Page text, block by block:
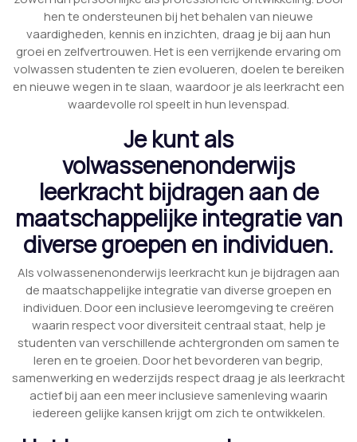
hen te ondersteunen bij het behalen van nieuwe
vaardigheden, kennis en inzichten, draag je bij aan hun
groei en zelfvertrouwen. Het is een verrijkende ervaring om
volwassen studenten te zien evolueren, doelen te bereiken
en nieuwe wegen in te slaan, waardoor je als leerkracht een
waardevolle rol speelt in hun levenspad.
Je kunt als
volwassenenonderwijs
leerkracht bijdragen aan de
maatschappelijke integratie van
diverse groepen en individuen.
Als volwassenenonderwijs leerkracht kun je bijdragen aan
de maatschappelijke integratie van diverse groepen en
individuen. Door een inclusieve leeromgeving te creëren
waarin respect voor diversiteit centraal staat, help je
studenten van verschillende achtergronden om samen te
leren en te groeien. Door het bevorderen van begrip,
samenwerking en wederzijds respect draag je als leerkracht
actief bij aan een meer inclusieve samenleving waarin
iedereen gelijke kansen krijgt om zich te ontwikkelen.